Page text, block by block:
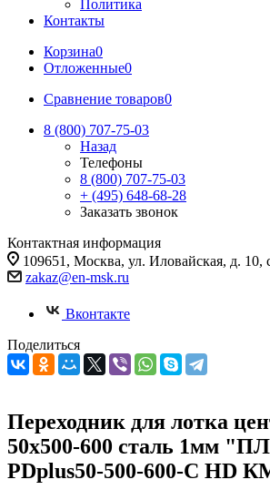
Политика
Контакты
Корзина0
Отложенные0
Сравнение товаров0
8 (800) 707-75-03
Назад
Телефоны
8 (800) 707-75-03
+ (495) 648-68-28
Заказать звонок
Контактная информация
109651, Москва, ул. Иловайская, д. 10,
zakaz@en-msk.ru
Вконтакте
Поделиться
Переходник для лотка
50х500-600 сталь 1мм
PDplus50-500-600-C HD